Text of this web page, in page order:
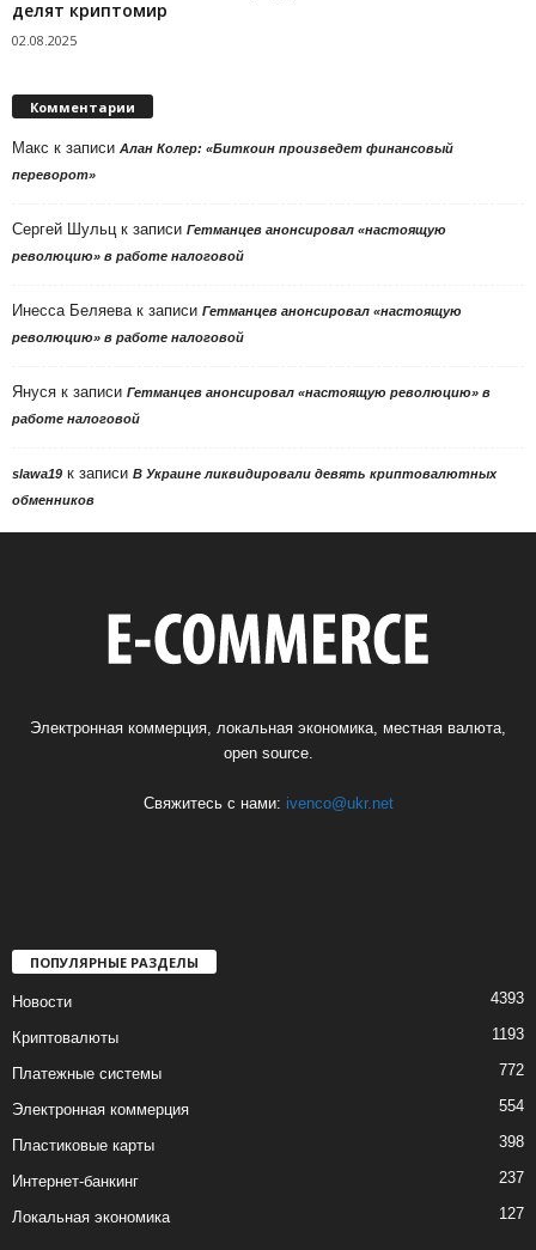
делят криптомир
02.08.2025
Комментарии
Макс к записи Алан Колер: «Биткоин произведет финансовый
переворот»
Сергей Шульц к записи Гетманцев анонсировал «настоящую
революцию» в работе налоговой
Инесса Беляева к записи Гетманцев анонсировал «настоящую
революцию» в работе налоговой
Януся к записи Гетманцев анонсировал «настоящую революцию» в
работе налоговой
slawa19 к записи В Украине ликвидировали девять криптовалютных
обменников
Электронная коммерция, локальная экономика, местная валюта,
open source.
Свяжитесь с нами: ivenco@ukr.net
ПОПУЛЯРНЫЕ РАЗДЕЛЫ
Новости 4393
Криптовалюты 1193
Платежные системы 772
Электронная коммерция 554
Пластиковые карты 398
Интернет-банкинг 237
Локальная экономика 127